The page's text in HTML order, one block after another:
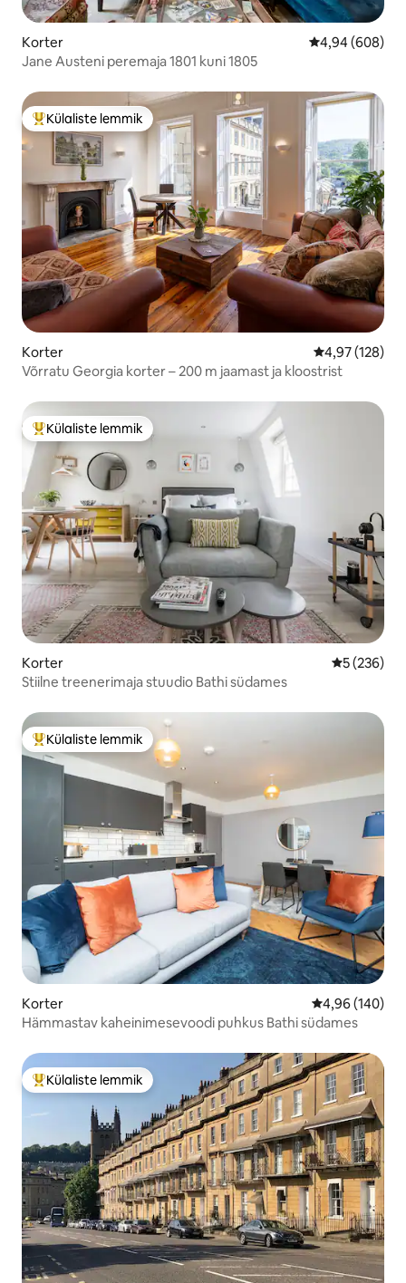
Korter Keskmine
4,94 (608)
Jane Austeni peremaja 1801 kuni 1805
Külaliste suur lemmik
Külaliste lemmik
Korter Keskmine
4,97 (128)
Võrratu Georgia korter – 200 m jaamast ja kloostrist
Külaliste suur lemmik
Külaliste lemmik
Korter Keskmine
5 (236)
Stiilne treenerimaja stuudio Bathi südames
Külaliste suur lemmik
Külaliste lemmik
Korter Keskmine
4,96 (140)
Hämmastav kaheinimesevoodi puhkus Bathi südames
Külaliste suur lemmik
Külaliste lemmik